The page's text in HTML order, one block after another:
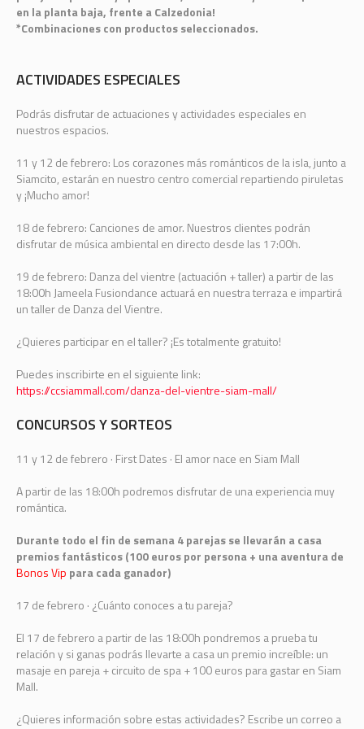
en la planta baja, frente a Calzedonia!
*Combinaciones con productos seleccionados.
ACTIVIDADES ESPECIALES
Podrás disfrutar de actuaciones y actividades especiales en
nuestros espacios.
11 y 12 de febrero: Los corazones más románticos de la isla, junto a
Siamcito, estarán en nuestro centro comercial repartiendo piruletas
y ¡Mucho amor!
18 de febrero: Canciones de amor. Nuestros clientes podrán
disfrutar de música ambiental en directo desde las 17:00h.
19 de febrero: Danza del vientre (actuación + taller) a partir de las
18:00h Jameela Fusiondance actuará en nuestra terraza e impartirá
un taller de Danza del Vientre.
¿Quieres participar en el taller? ¡Es totalmente gratuito!
Puedes inscribirte en el siguiente link:
https://ccsiammall.com/danza-del-vientre-siam-mall/
CONCURSOS Y SORTEOS
11 y 12 de febrero · First Dates · El amor nace en Siam Mall
A partir de las 18:00h podremos disfrutar de una experiencia muy
romántica.
Durante todo el fin de semana 4 parejas se llevarán a casa
premios fantásticos (100 euros por persona + una aventura de
Bonos Vip para cada ganador)
17 de febrero · ¿Cuánto conoces a tu pareja?
El 17 de febrero a partir de las 18:00h pondremos a prueba tu
relación y si ganas podrás llevarte a casa un premio increíble: un
masaje en pareja + circuito de spa + 100 euros para gastar en Siam
Mall.
¿Quieres información sobre estas actividades? Escribe un correo a